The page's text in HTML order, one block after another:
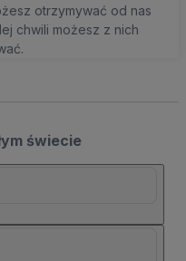
otrzymywać od nas
chwili możesz z nich
świecie